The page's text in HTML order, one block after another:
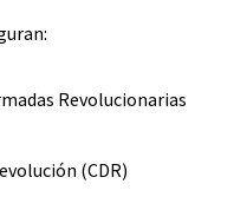
Revolucionarias
(CDR)